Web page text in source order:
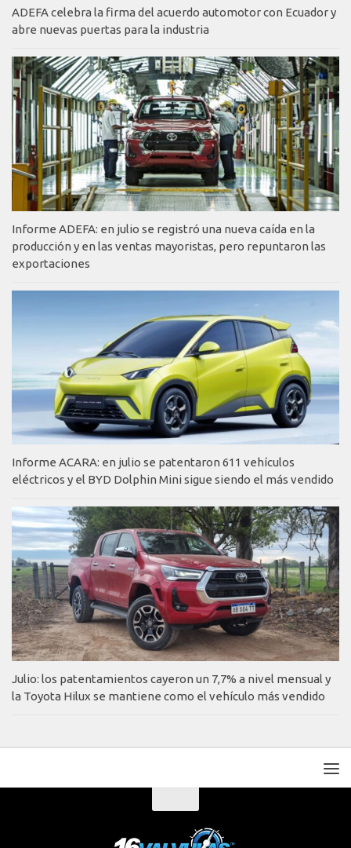
ADEFA celebra la firma del acuerdo automotor con Ecuador y
abre nuevas puertas para la industria
Informe ADEFA: en julio se registró una nueva caída en la
producción y en las ventas mayoristas, pero repuntaron las
exportaciones
Informe ACARA: en julio se patentaron 611 vehículos
eléctricos y el BYD Dolphin Mini sigue siendo el más vendido
Julio: los patentamientos cayeron un 7,7% a nivel mensual y
la Toyota Hilux se mantiene como el vehículo más vendido